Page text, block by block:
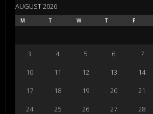
AUGUST 2026
M T W T F
3
4 5 6 7
10
11 12 13 14
17
18 19 20 21
24
25 26 27 28